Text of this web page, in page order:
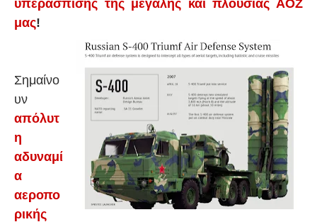
υπεράσπισης της μεγάλης και πλούσιας ΑΟΖ
μας!
Σημαίνο
υν
απόλυτ
η
αδυναμί
α
αεροπο
ρικής